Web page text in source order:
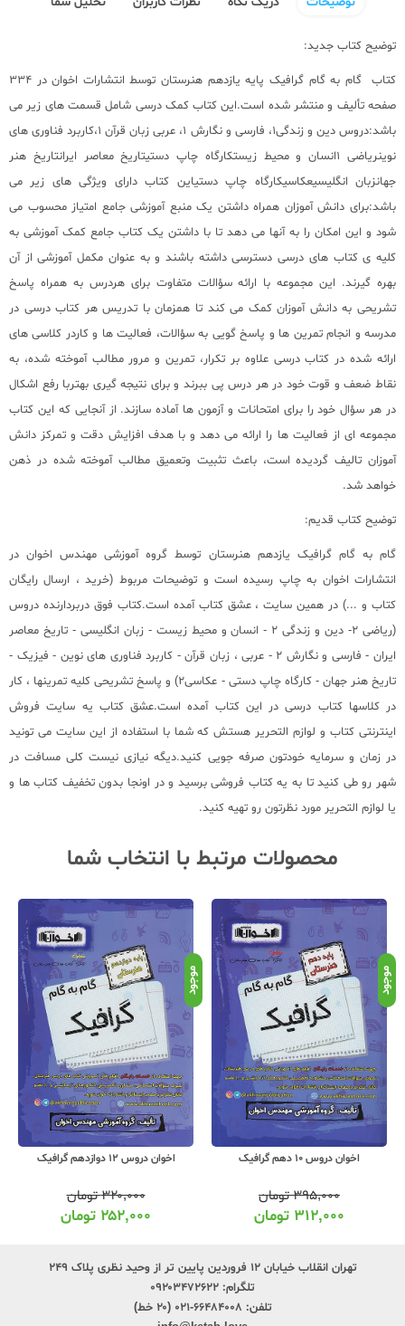
توضیح کتاب جدید:
کتاب گام به گام گرافیک پایه یازدهم هنرستان توسط انتشارات اخوان در 334
صفحه تألیف و منتشر شده است.این کتاب کمک درسی شامل قسمت های زیر می
باشد:دروس دین و زندگی1، فارسی و نگارش 1، عربی زبان قرآن 1،کاربرد فناوری های
نوینریاضی 1انسان و محیط زیستکارگاه چاپ دستیتاریخ معاصر ایرانتاریخ هنر
جهانزبان انگلیسیعکاسیکارگاه چاپ دستیاین کتاب دارای ویژگی های زیر می
باشد:برای دانش آموزان همراه داشتن یک منبع آموزشی جامع امتیاز محسوب می
شود و این امکان را به آنها می دهد تا با داشتن یک کتاب جامع کمک آموزشی به
کلیه ی کتاب های درسی دسترسی داشته باشند و به عنوان مکمل آموزشی از آن
بهره گیرند. این مجموعه با ارائه سؤالات متفاوت برای هردرس به همراه پاسخ
تشریحی به دانش آموزان کمک می کند تا همزمان با تدریس هر کتاب درسی در
مدرسه و انجام تمرین ها و پاسخ گویی به سؤالات، فعالیت ها و کاردر کلاسی های
ارائه شده در کتاب درسی علاوه بر تکرار، تمرین و مرور مطالب آموخته شده، به
نقاط ضعف و قوت خود در هر درس پی ببرند و برای نتیجه گیری بهتربا رفع اشکال
در هر سؤال خود را برای امتحانات و آزمون ها آماده سازند. از آنجایی که این کتاب
مجموعه ای از فعالیت ها را ارائه می دهد و با هدف افزایش دقت و تمرکز دانش
آموزان تالیف گردیده است، باعث تثبیت وتعمیق مطالب آموخته شده در ذهن
خواهد شد.
توضیح کتاب قدیم:
گام به گام گرافیک یازدهم هنرستان توسط گروه آموزشی مهندس اخوان در
انتشارات اخوان به چاپ رسیده است و توضیحات مربوط (خرید ، ارسال رایگان
کتاب و ...) در همین سایت ، عشق کتاب آمده است.کتاب فوق دربردارنده دروس
(ریاضی 2- دین و زندگی 2 - انسان و محیط زیست - زبان انگلیسی - تاریخ معاصر
ایران - فارسی و نگارش 2 - عربی ، زبان قرآن - کاربرد فناوری های نوین - فیزیک -
تاریخ هنر جهان - کارگاه چاپ دستی - عکاسی2) و پاسخ تشریحی کلیه تمرینها ، کار
در کلاسها کتاب درسی در این کتاب آمده است.عشق کتاب یه سایت فروش
اینترنتی کتاب و لوازم التحریر هستش که شما با استفاده از این سایت می تونید
در زمان و سرمایه خودتون صرفه جویی کنید.دیگه نیازی نیست کلی مسافت در
شهر رو طی کنید تا به یه کتاب فروشی برسید و در اونجا بدون تخفیف کتاب ها و
یا لوازم التحریر مورد نظرتون رو تهیه کنید.
محصولات مرتبط با انتخاب شما
موجود
اخوان دروس 10 دهم گرافیک
۳۹۵,۰۰۰تومان
۳۱۲,۰۰۰ تومان
موجود
اخوان دروس 12 دوازدهم گرافیک
۳۲۰,۰۰۰تومان
۲۵۲,۰۰۰ تومان
تهران انقلاب خیابان ۱۲ فروردین پایین تر از وحید نظری پلاک ۲۴۹
تلگرام: ۰۹۲۰۳۴۷۲۶۲۲
تلفن: ۶۶۴۸۴۰۰۸-۰۲۱ (۲۰ خط)